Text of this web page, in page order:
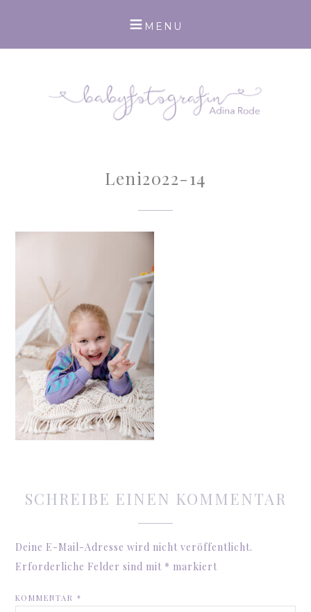
Leni2022-14
SCHREIBE EINEN KOMMENTAR
Deine E-Mail-Adresse wird nicht veröffentlicht.
Erforderliche Felder sind mit * markiert
KOMMENTAR*